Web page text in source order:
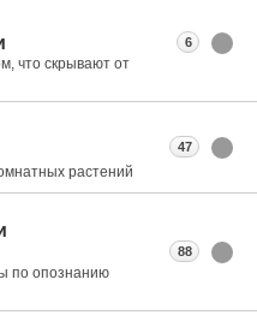
что скрывают от
6
растений
47
по опознанию
88